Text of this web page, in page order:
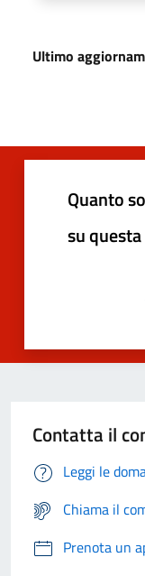
Ultimo
Quanto
su
Contatta il
Leggi le
Chiama il
Prenota un